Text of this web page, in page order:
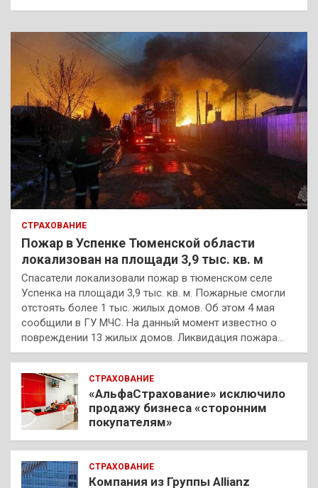
СТРАХОВАНИЕ
Пожар в Успенке Тюменской области
локализован на площади 3,9 тыс. кв. м
Спасатели локализовали пожар в тюменском селе
Успенка на площади 3,9 тыс. кв. м. Пожарные смогли
отстоять более 1 тыс. жилых домов. Об этом 4 мая
сообщили в ГУ МЧС. На данный момент известно о
повреждении 13 жилых домов. Ликвидация пожара…
СТРАХОВАНИЕ
«АльфаСтрахование» исключило
продажу бизнеса «сторонним
покупателям»
СТРАХОВАНИЕ
Компания из Группы Allianz